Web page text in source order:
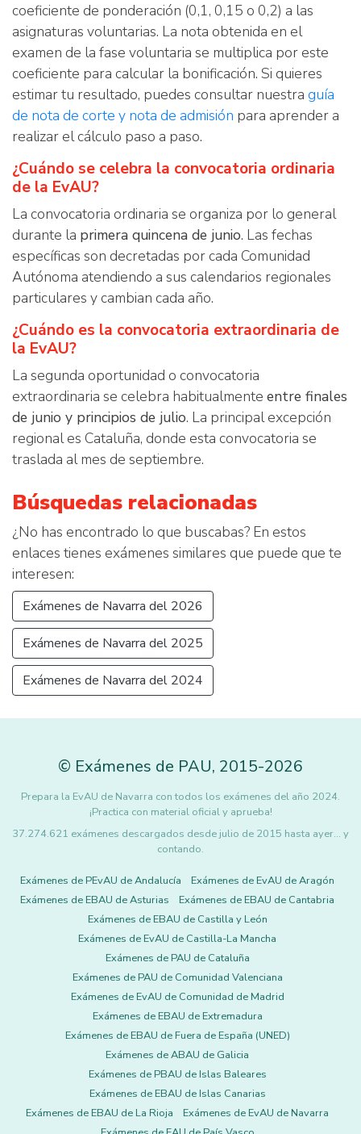
coeficiente de ponderación (0,1, 0,15 o 0,2) a las
asignaturas voluntarias. La nota obtenida en el
examen de la fase voluntaria se multiplica por este
coeficiente para calcular la bonificación. Si quieres
estimar tu resultado, puedes consultar nuestra guía
de nota de corte y nota de admisión para aprender a
realizar el cálculo paso a paso.
¿Cuándo se celebra la convocatoria ordinaria
de la EvAU?
La convocatoria ordinaria se organiza por lo general
durante la primera quincena de junio. Las fechas
específicas son decretadas por cada Comunidad
Autónoma atendiendo a sus calendarios regionales
particulares y cambian cada año.
¿Cuándo es la convocatoria extraordinaria de
la EvAU?
La segunda oportunidad o convocatoria
extraordinaria se celebra habitualmente entre finales
de junio y principios de julio. La principal excepción
regional es Cataluña, donde esta convocatoria se
traslada al mes de septiembre.
Búsquedas relacionadas
¿No has encontrado lo que buscabas? En estos
enlaces tienes exámenes similares que puede que te
interesen:
Exámenes de Navarra del 2026
Exámenes de Navarra del 2025
Exámenes de Navarra del 2024
© Exámenes de PAU, 2015-2026
Prepara la EvAU de Navarra con todos los exámenes del año 2024.
¡Practica con material oficial y aprueba!
37.274.621 exámenes descargados desde julio de 2015 hasta ayer... y
contando.
Exámenes de PEvAU de Andalucía
Exámenes de EvAU de Aragón
Exámenes de EBAU de Asturias
Exámenes de EBAU de Cantabria
Exámenes de EBAU de Castilla y León
Exámenes de EvAU de Castilla-La Mancha
Exámenes de PAU de Cataluña
Exámenes de PAU de Comunidad Valenciana
Exámenes de EvAU de Comunidad de Madrid
Exámenes de EBAU de Extremadura
Exámenes de EBAU de Fuera de España (UNED)
Exámenes de ABAU de Galicia
Exámenes de PBAU de Islas Baleares
Exámenes de EBAU de Islas Canarias
Exámenes de EBAU de La Rioja
Exámenes de EvAU de Navarra